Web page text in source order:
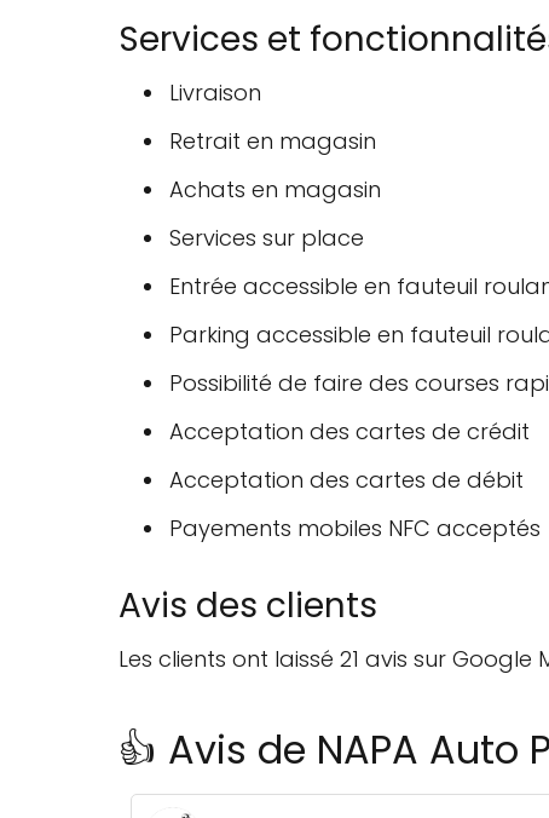
Services et
Livraison
Retrait en magasin
Achats en magasin
Services sur place
Entrée accessible en fauteuil
Parking accessible en fauteuil
Possibilité de faire des courses
Acceptation des cartes de crédit
Acceptation des cartes de débit
Payements mobiles NFC acceptés
Avis des clients
Les clients ont laissé 21 avis sur
👍 Avis de NAPA Auto